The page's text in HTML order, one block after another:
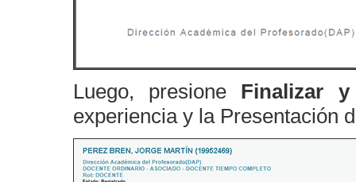
Luego, presione Finalizar
experiencia y la Presentación